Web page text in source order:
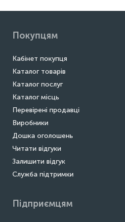
Покупцям
Кабінет покупця
Каталог товарів
Каталог послуг
Каталог місць
Перевірені продавці
Виробники
Дошка оголошень
Читати відгуки
Залишити відгук
Служба підтримки
Підприємцям